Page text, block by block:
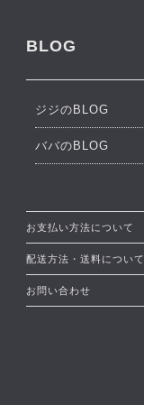
BLOG
ジジのBLOG
ババのBLOG
お支払い方法について
配送方法・送料について
お問い合わせ